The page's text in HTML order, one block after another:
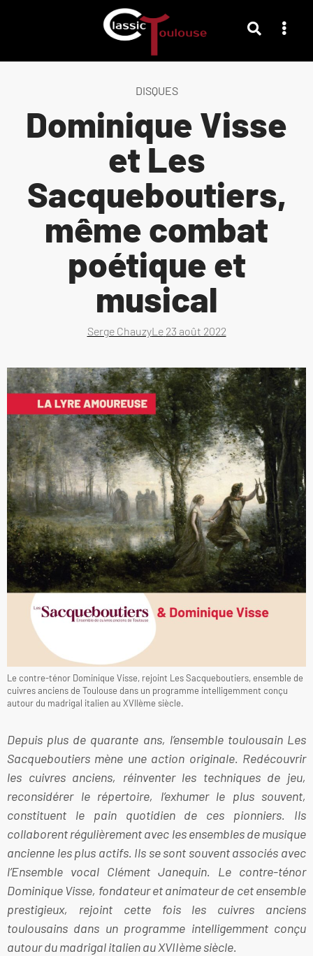
DISQUES
Dominique Visse
et Les
Sacqueboutiers,
même combat
poétique et
musical
Serge ChauzyLe 23 août 2022
Le contre-ténor Dominique Visse, rejoint Les Sacqueboutiers, ensemble de
cuivres anciens de Toulouse dans un programme intelligemment conçu
autour du madrigal italien au XVIIème siècle.
Depuis plus de quarante ans, l’ensemble toulousain Les
Sacqueboutiers mène une action originale. Redécouvrir
les cuivres anciens, réinventer les techniques de jeu,
reconsidérer le répertoire, l’exhumer le plus souvent,
constituent le pain quotidien de ces pionniers. Ils
collaborent régulièrement avec les ensembles de musique
ancienne les plus actifs. Ils se sont souvent associés avec
l’Ensemble vocal Clément Janequin. Le contre-ténor
Dominique Visse, fondateur et animateur de cet ensemble
prestigieux, rejoint cette fois les cuivres anciens
toulousains dans un programme intelligemment conçu
autour du madrigal italien au XVIIème siècle.